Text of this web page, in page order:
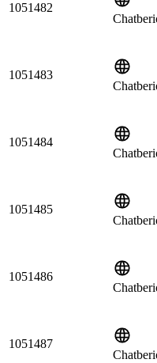
1051482
1051483
1051484
1051485
1051486
1051487